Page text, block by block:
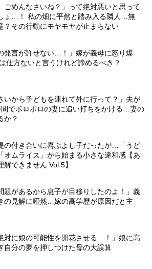
ごめんなさいね？」って絶対悪いと思って
ょ…！ 私の畑に平然と踏み入る隣人…無
？その行動にモヤモヤが止まらない
発言が許せない…！」嫁が義母に怒り爆
仕方ないと言うけれど諦めるべき？
いから子どもを連れて外に行って？」夫が
間でボロボロの妻に追い打ちをかける…妻の
か？
の付き合いに喜ぶよし子だったが…「うど
オムライス」から始まる小さな違和感【あ
解できません Vol.5】
題があるから息子が目移りしたのよ！」義
の見解に唖然…嫁の高学歴が原因だと主
対に娘の可能性を開花させる…！」娘に高
自分の夢を押しつけた母の大誤算